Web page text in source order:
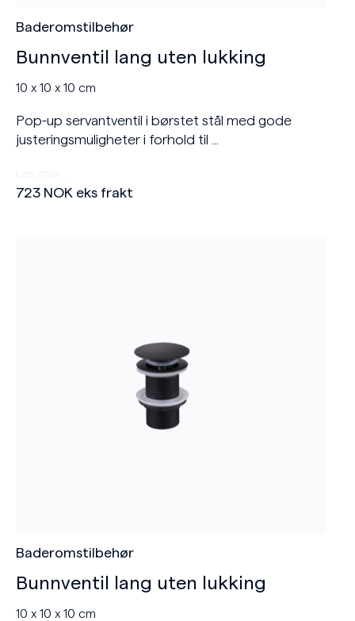
Baderomstilbehør
Bunnventil lang uten lukking
10 x 10 x 10 cm
Pop-up servantventil i børstet stål med gode
justeringsmuligheter i forhold til ...
723 NOK eks frakt
Baderomstilbehør
Bunnventil lang uten lukking
10 x 10 x 10 cm